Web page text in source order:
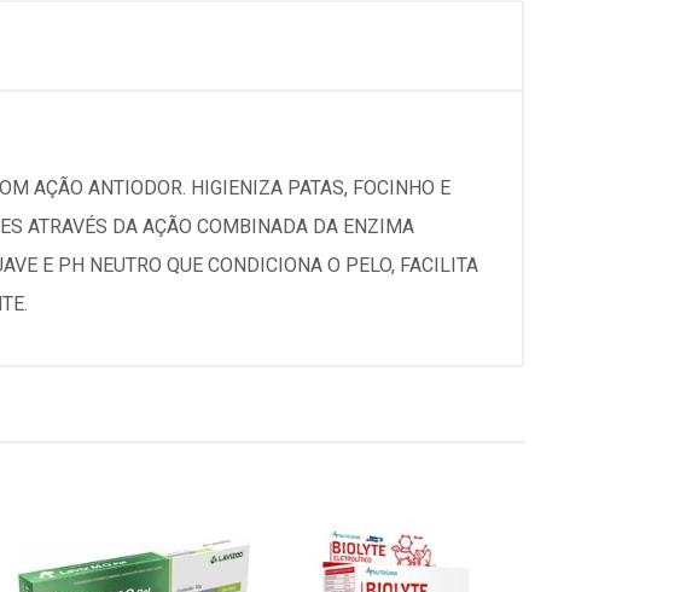
AÇÃO ANTIODOR. HIGIENIZA PATAS, FOCINHO E
ATRAVÉS DA AÇÃO COMBINADA DA ENZIMA
E PH NEUTRO QUE CONDICIONA O PELO, FACILITA